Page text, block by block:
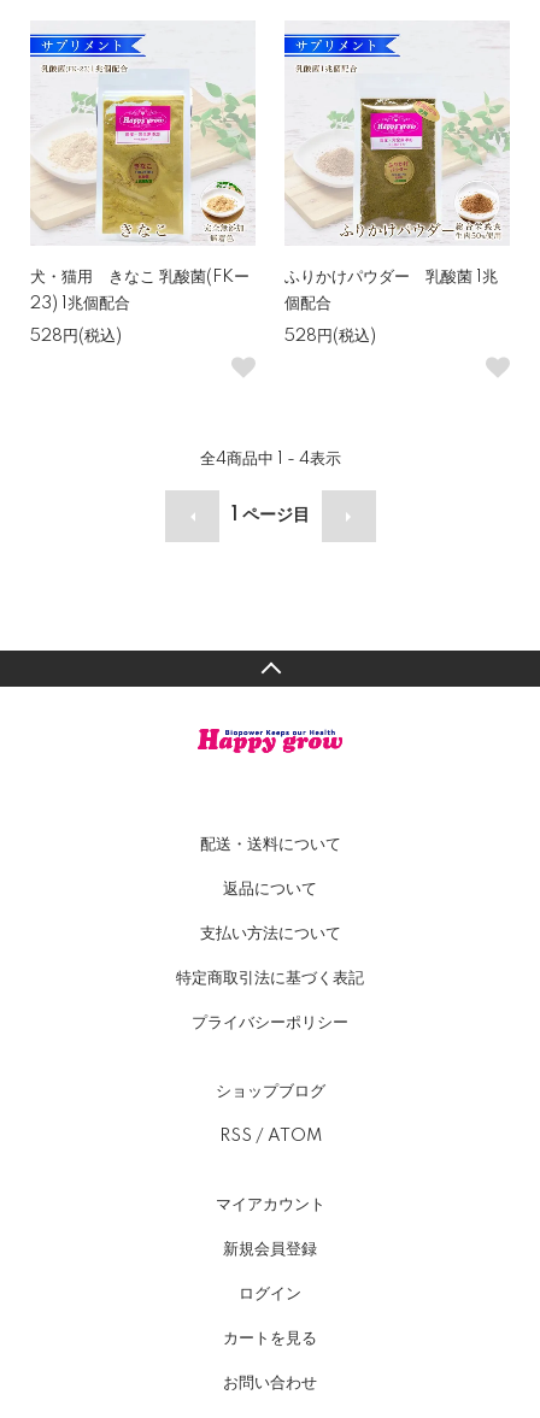
犬・猫用 きなこ 乳酸菌(FKー
23) 1兆個配合
528円(税込)
ふりかけパウダー 乳酸菌 1兆
個配合
528円(税込)
全4商品中 1 - 4表示
ページ目
配送・送料について
返品について
支払い方法について
特定商取引法に基づく表記
プライバシーポリシー
ショップブログ
RSS / ATOM
マイアカウント
新規会員登録
ログイン
カートを見る
お問い合わせ